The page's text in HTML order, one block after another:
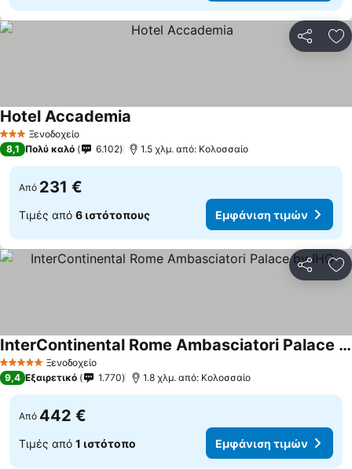
3 ΑστέριαΞενοδοχείο
Hotel Accademia
8,1 Πολύ καλό 6.102 1.5 χλμ. από: Κολοσσαίο
Από 231 €
Τιμές από 6 ιστότοπους Εμφάνιση τιμών
5 Αστέρια Ξενοδοχείο
InterContinental Rome Ambasciatori Palace by IHG
Εμφάνιση τιμών
9,4 Εξαιρετικό 1.770 1.8 χλμ. από: Κολοσσαίο
Από 442 €
Τιμές από 1 ιστότοπο Εμφάνιση τιμών